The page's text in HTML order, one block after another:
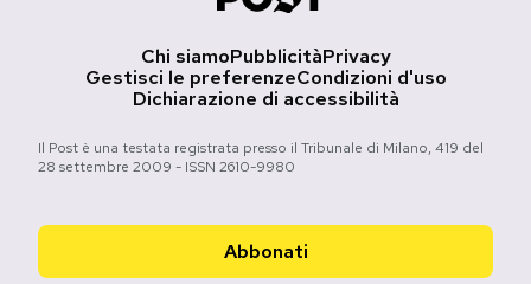
Chi siamoPubblicitàPrivacy
Gestisci le preferenzeCondizioni d'uso
Dichiarazione di accessibilità
Il Post è una testata registrata presso il Tribunale di Milano, 419 del
28 settembre 2009 - ISSN 2610-9980
Abbonati